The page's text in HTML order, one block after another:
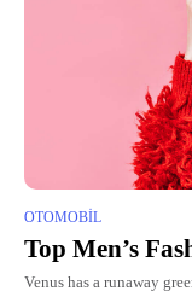
OTOMOBIL
Top Men’s
Venus has a runaway